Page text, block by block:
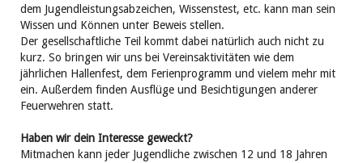
dem Jugendleistungsabzeichen, Wissenstest, etc. kann man sein
Wissen und Können unter Beweis stellen.
Der gesellschaftliche Teil kommt dabei natürlich auch nicht zu
kurz. So bringen wir uns bei Vereinsaktivitäten wie dem
jährlichen Hallenfest, dem Ferienprogramm und vielem mehr mit
ein. Außerdem finden Ausflüge und Besichtigungen anderer
Feuerwehren statt.
Haben wir dein Interesse geweckt?
Mitmachen kann jeder Jugendliche zwischen 12 und 18 Jahren